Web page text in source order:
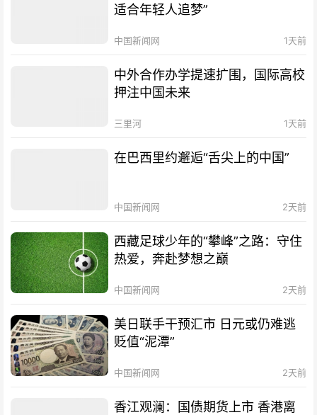
适合年轻人追梦”
中国新闻网 1天前
中外合作办学提速扩围，国际高校
押注中国未来
三里河 1天前
在巴西里约邂逅“舌尖上的中国”
中国新闻网 2天前
西藏足球少年的“攀峰”之路：守住
热爱，奔赴梦想之巅
中国新闻网 2天前
美日联手干预汇市 日元或仍难逃
贬值“泥潭”
中国新闻网 2天前
香江观澜：国债期货上市 香港离